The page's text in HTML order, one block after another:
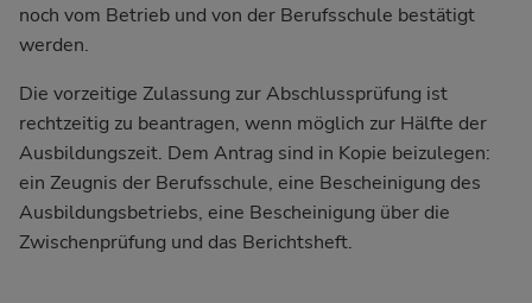
noch vom Betrieb und von der Berufsschule bestätigt
werden.
Die vorzeitige Zulassung zur Abschlussprüfung ist
rechtzeitig zu beantragen, wenn möglich zur Hälfte der
Ausbildungszeit. Dem Antrag sind in Kopie beizulegen:
ein Zeugnis der Berufsschule, eine Bescheinigung des
Ausbildungsbetriebs, eine Bescheinigung über die
Zwischenprüfung und das Berichtsheft.